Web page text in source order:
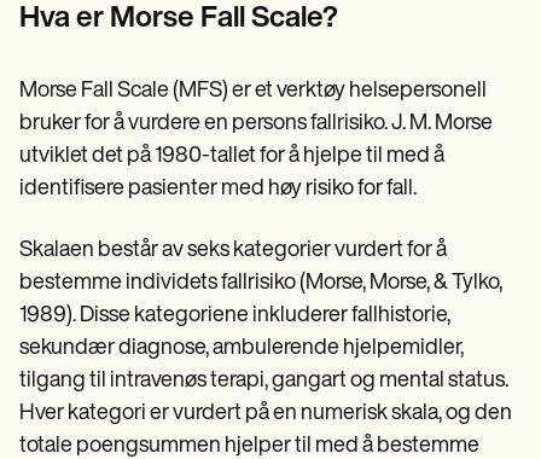
Help Center
Webinars
Switch to Carepatron
Become a Partner
Why Carepatron?
Get started
Hva er Morse Fall Scale?
Morse Fall Scale (MFS) er et verktøy helsepersonell
bruker for å vurdere en persons fallrisiko. J. M. Morse
utviklet det på 1980-tallet for å hjelpe til med å
identifisere pasienter med høy risiko for fall.
Skalaen består av seks kategorier vurdert for å
bestemme individets fallrisiko (Morse, Morse, & Tylko,
1989). Disse kategoriene inkluderer fallhistorie,
sekundær diagnose, ambulerende hjelpemidler,
tilgang til intravenøs terapi, gangart og mental status.
Hver kategori er vurdert på en numerisk skala, og den
totale poengsummen hjelper til med å bestemme